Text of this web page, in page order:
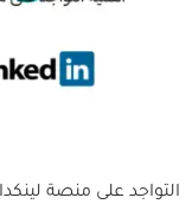
التواجد على منصة